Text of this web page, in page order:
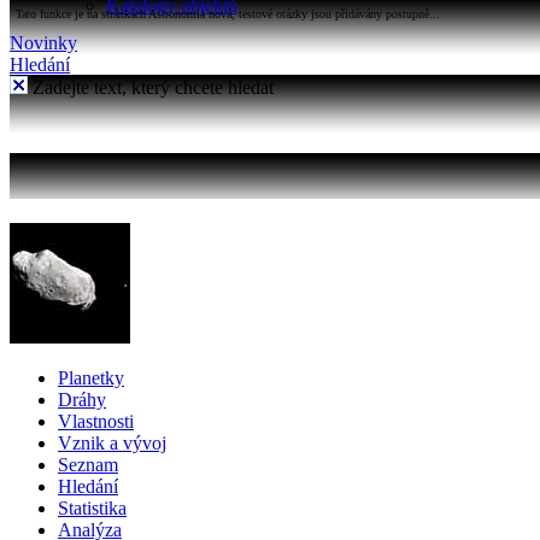
Katalogy objektů
Tato funkce je na stránkách Astronomia nová, testové otázky jsou přidávány postupně...
Novinky
Hledání
Zadejte text, který chcete hledat
Planetky
Dráhy
Vlastnosti
Vznik a vývoj
Seznam
Hledání
Statistika
Analýza